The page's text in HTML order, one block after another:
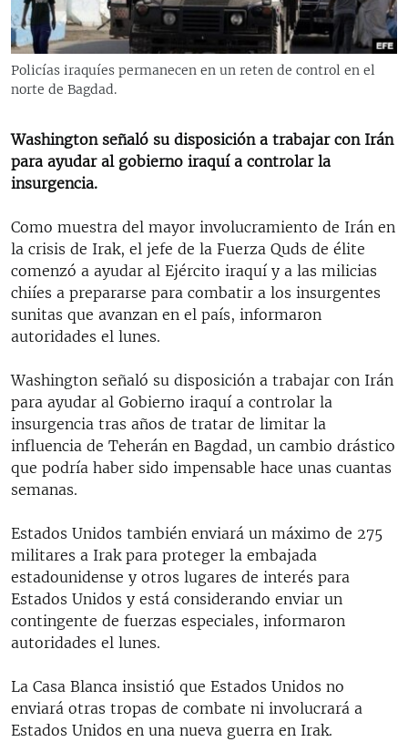
RADIO MARTÍ
ESPECIALES
ESPECIALES
SER VIEJO EN CUBA
KENTU-CUBANO
DESINFORMACIÓN RUSA EN AMÉRICA LATINA
LA INVASIÓN DE RUSIA A UCRANIA
MULTIMEDIA
SÍGUENOS
Policías iraquíes permanecen en un reten de control en el
norte de Bagdad.
Washington señaló su disposición a trabajar con Irán
para ayudar al gobierno iraquí a controlar la
insurgencia.
Como muestra del mayor involucramiento de Irán en
la crisis de Irak, el jefe de la Fuerza Quds de élite
comenzó a ayudar al Ejército iraquí y a las milicias
chiíes a prepararse para combatir a los insurgentes
sunitas que avanzan en el país, informaron
autoridades el lunes.
Washington señaló su disposición a trabajar con Irán
para ayudar al Gobierno iraquí a controlar la
insurgencia tras años de tratar de limitar la
influencia de Teherán en Bagdad, un cambio drástico
que podría haber sido impensable hace unas cuantas
semanas.
Estados Unidos también enviará un máximo de 275
militares a Irak para proteger la embajada
estadounidense y otros lugares de interés para
Estados Unidos y está considerando enviar un
contingente de fuerzas especiales, informaron
autoridades el lunes.
La Casa Blanca insistió que Estados Unidos no
enviará otras tropas de combate ni involucrará a
Estados Unidos en una nueva guerra en Irak.